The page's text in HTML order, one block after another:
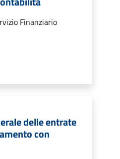
Finanziario
delle entrate
con